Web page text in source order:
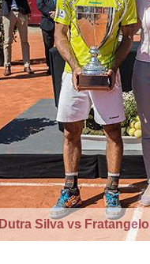
Dutra Silva vs Fratangelo